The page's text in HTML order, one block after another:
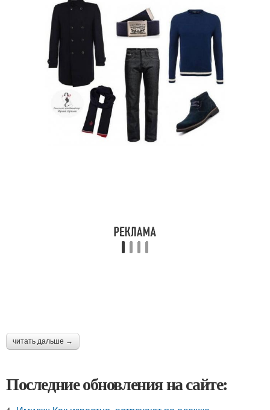
читать дальше →
Последние обновления на сайте: